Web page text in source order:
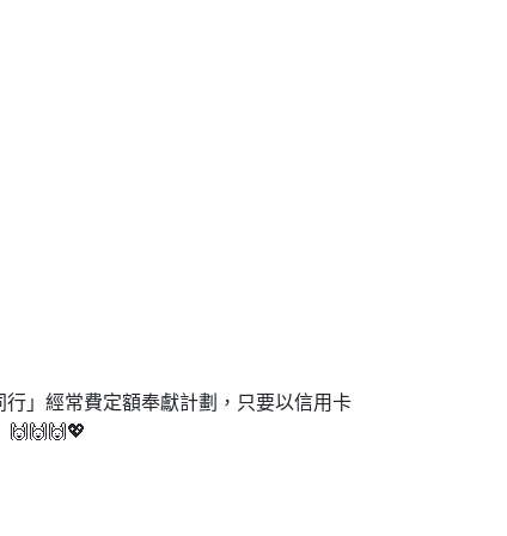
」經常費定額奉獻計劃，只要以信用卡
🙌🙌🙌💖